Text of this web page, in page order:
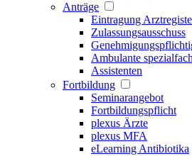
Anträge
Eintragung
Zulassungsausschuss
Ambulante
Assistenten
Fortbildung
Seminarangebot
Fortbildungspflicht
plexus Ärzte
plexus MFA
eLearning Antibiotika